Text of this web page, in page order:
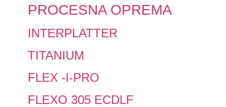
PROCESNA OPREMA
INTERPLATTER
TITANIUM
FLEX -I-PRO
FLEXO 305 ECDLF